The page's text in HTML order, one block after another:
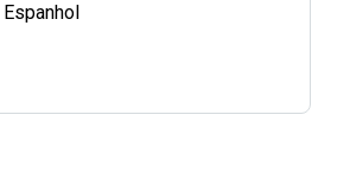
Espanhol